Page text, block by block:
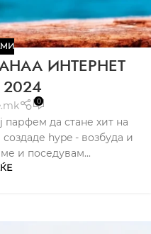
ИНТЕРНЕТ
0
да стане хит на
hype - возбуда и
и поседувам...